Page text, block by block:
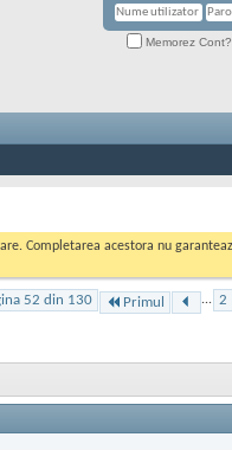
Memorez Cont?
Completarea acestora nu
52 din 130 Primul ... 2